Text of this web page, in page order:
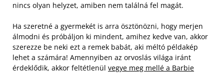
nincs olyan helyzet, amiben nem találná fel magát.
Ha szeretné a gyermekét is arra ösztönözni, hogy merjen
álmodni és próbáljon ki mindent, amihez kedve van, akkor
szerezze be neki ezt a remek babát, aki méltó példakép
lehet a számára! Amennyiben az orvoslás világa iránt
érdeklődik, akkor feltétlenül vegye meg mellé a Barbie